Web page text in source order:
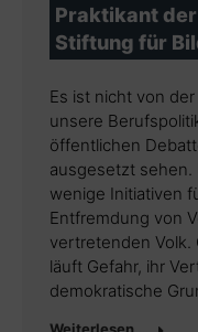
Praktikant
Stiftung für
Es ist nicht von
unsere
öffentlichen
ausgesetzt
wenige Initiativen
Entfremdung von
vertretenden Volk.
läuft Gefahr, ihr
demokratische
Weiterlesen …